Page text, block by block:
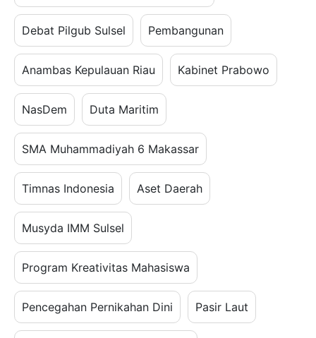
Debat Pilgub Sulsel Pembangunan
Anambas Kepulauan Riau Kabinet Prabowo
NasDem Duta Maritim
SMA Muhammadiyah 6 Makassar
Timnas Indonesia Aset Daerah
Musyda IMM Sulsel
Program Kreativitas Mahasiswa
Pencegahan Pernikahan Dini Pasir Laut